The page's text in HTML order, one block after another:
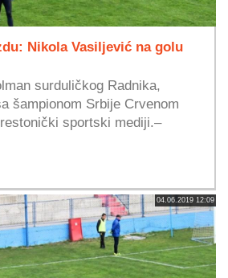
Nikola Vasiljević na golu
surduličkog Radnika,
šampionom Srbije Crvenom
sportski mediji.–
04.06.2019 12:09